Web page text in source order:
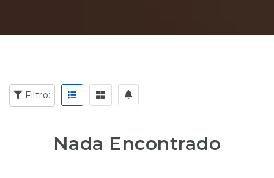
Filtro:
Nada Encontrado